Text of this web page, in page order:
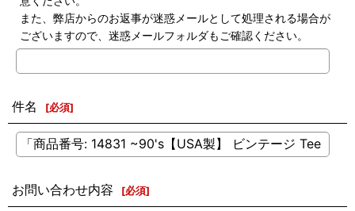
また、弊店からのお返事が迷惑メールとして処理される場合が
ございますので、迷惑メールフォルダもご確認ください。
件名 [必須]
お問い合わせ内容 [必須]